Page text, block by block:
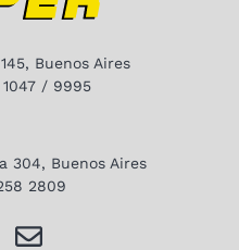
Buenos Aires
1047 / 9995
304, Buenos Aires
2809